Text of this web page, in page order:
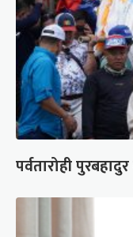
पर्वतारोही